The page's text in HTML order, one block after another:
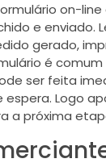
on-
e enviado.
gerado,
é
ser feita
Logo
a próxima